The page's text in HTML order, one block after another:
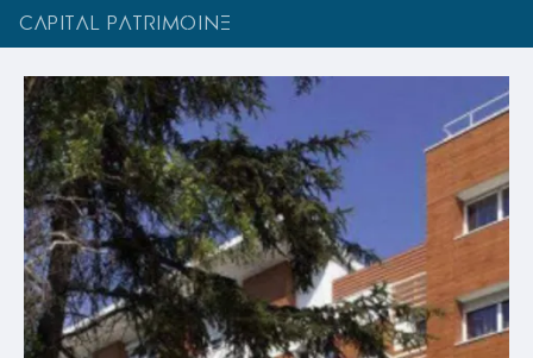
CAPITAL PATRIMOINE